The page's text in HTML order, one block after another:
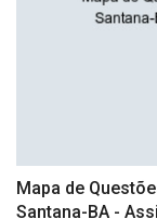
Mapa de
Santana-BA -